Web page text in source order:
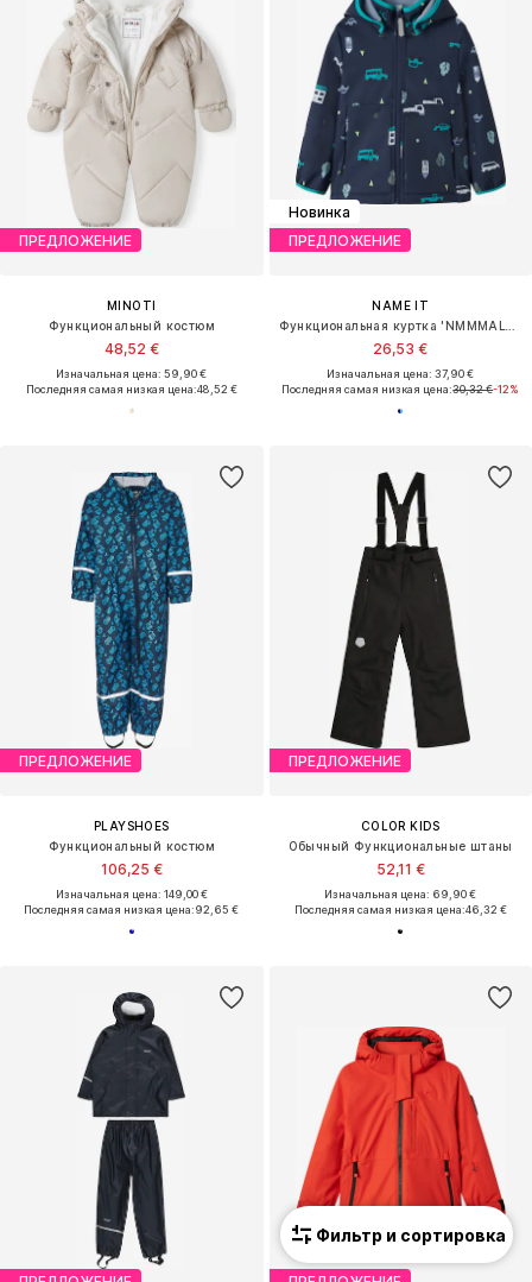
ПРЕДЛОЖЕНИЕ
MINOTI
Функциональный костюм
48,52 €
Изначальная цена: 59,90 €
Последняя самая низкая цена:48,52 €
Новинка
ПРЕДЛОЖЕНИЕ
NAME IT
26,53 €
Изначальная цена: 37,90 €
Последняя самая низкая цена:30,32 €-12%
ПРЕДЛОЖЕНИЕ
PLAYSHOES
Функциональный костюм
106,25 €
Изначальная цена: 149,00 €
Последняя самая низкая цена:92,65 €
ПРЕДЛОЖЕНИЕ
COLOR KIDS
Обычный Функциональные штаны
52,11 €
Изначальная цена: 69,90 €
Последняя самая низкая цена:46,32 €
Фильтр и сортировка